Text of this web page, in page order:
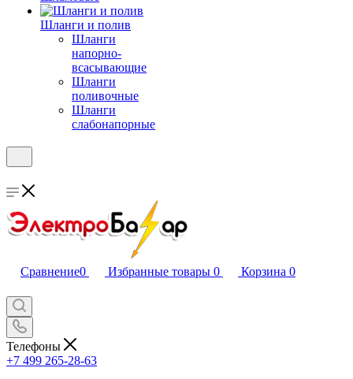
Шланги и полив
Шланги
напорно-
всасывающие
Шланги
поливочные
Шланги
слабонапорные
Сравнение0 Избранные товары 0 Корзина 0
Телефоны
+7 499 265-28-63